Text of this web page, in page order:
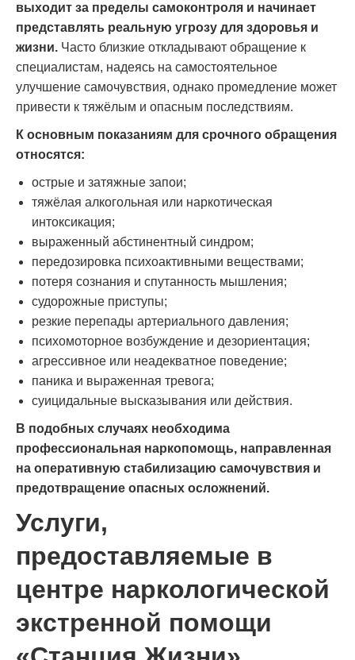
выходит за пределы самоконтроля и начинает
представлять реальную угрозу для здоровья и
жизни. Часто близкие откладывают обращение к
специалистам, надеясь на самостоятельное
улучшение самочувствия, однако промедление может
привести к тяжёлым и опасным последствиям.
К основным показаниям для срочного обращения
относятся:
острые и затяжные запои;
тяжёлая алкогольная или наркотическая
интоксикация;
выраженный абстинентный синдром;
передозировка психоактивными веществами;
потеря сознания и спутанность мышления;
судорожные приступы;
резкие перепады артериального давления;
психомоторное возбуждение и дезориентация;
агрессивное или неадекватное поведение;
паника и выраженная тревога;
суицидальные высказывания или действия.
В подобных случаях необходима
профессиональная наркопомощь, направленная
на оперативную стабилизацию самочувствия и
предотвращение опасных осложнений.
Услуги,
предоставляемые в
центре наркологической
экстренной помощи